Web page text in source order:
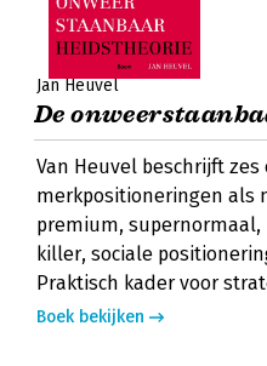
Jan Heuvel
De
Van Heuvel beschrijft
merkpositioneringen als
premium,
killer, sociale
Praktisch kader voor
Boek bekijken